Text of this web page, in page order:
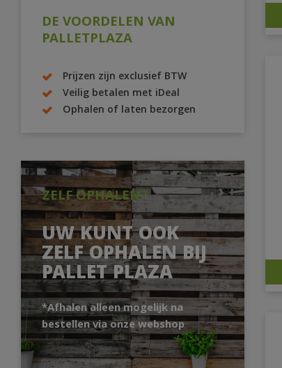
DE VOORDELEN VAN
PALLETPLAZA
Prijzen zijn exclusief BTW
Veilig betalen met iDeal
Ophalen of laten bezorgen
ZELF OPHALEN?
UW KUNT OOK
ZELF OPHALEN BIJ
PALLET PLAZA
*Afhalen alleen mogelijk na
bestellen via onze webshop